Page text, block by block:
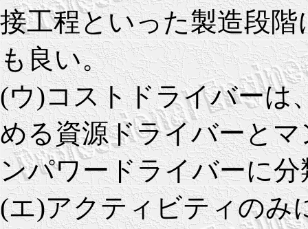
接工程といった製造段
も良い。
(ウ)コストドライバーは
める資源ドライバーと
ンパワードライバーに
(エ)アクティビティのみ